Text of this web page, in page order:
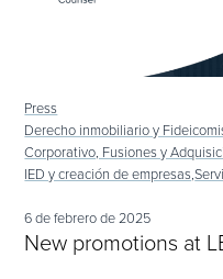
Press
Derecho inmobiliario y
Corporativo, Fusiones y
IED y creación de empresas,
6 de febrero de 2025
New promotions at